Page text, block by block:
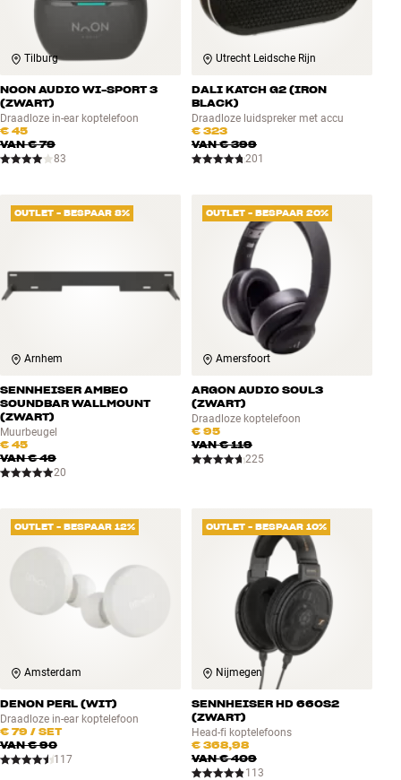
Tilburg
NOON AUDIO WI-SPORT 3
(ZWART)
Draadloze in-ear koptelefoon
€ 45
VAN€ 79
83
Utrecht Leidsche Rijn
DALI KATCH G2 (IRON
BLACK)
Draadloze luidspreker met accu
€ 323
VAN€ 399
201
OUTLET - BESPAAR 8%
Arnhem
SENNHEISER AMBEO
SOUNDBAR WALLMOUNT
(ZWART)
Muurbeugel
€ 45
VAN€ 49
20
OUTLET - BESPAAR 20%
Amersfoort
ARGON AUDIO SOUL3
(ZWART)
Draadloze koptelefoon
€ 95
VAN€ 119
225
OUTLET - BESPAAR 12%
Amsterdam
DENON PERL (WIT)
Draadloze in-ear koptelefoon
€ 79 / SET
VAN€ 90
117
OUTLET - BESPAAR 10%
Nijmegen
SENNHEISER HD 660S2
(ZWART)
Head-fi koptelefoons
€ 368,98
VAN€ 409
113